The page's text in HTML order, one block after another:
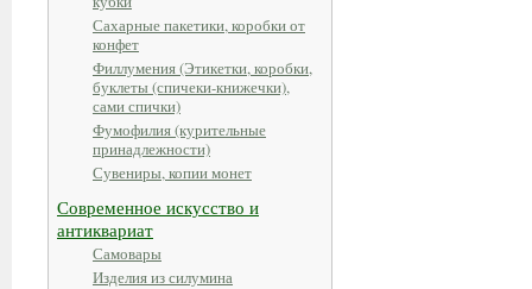
Сахарные пакетики, коробки от
конфет
Филлумения (Этикетки, коробки,
буклеты (спичеки-книжечки),
сами спички)
Фумофилия (курительные
принадлежности)
Сувениры, копии монет
Современное искусство и
антиквариат
Самовары
Изделия из силумина